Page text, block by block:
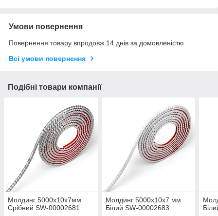
Умови повернення
Повернення товару впродовж 14 днів за домовленістю
Всі умови повернення
Подібні товари компанії
Молдинг 5000х10х7мм
Срібний SW-00002681
Молдинг 5000х10х7 мм
Білий SW-00002683